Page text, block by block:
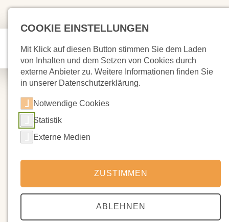
COOKIE EINSTELLUNGEN
Mit Klick auf diesen Button stimmen Sie dem Laden
von Inhalten und dem Setzen von Cookies durch
externe Anbieter zu. Weitere Informationen finden Sie
in unserer Datenschutzerklärung.
Notwendige Cookies
Statistik
Externe Medien
ZUSTIMMEN
ABLEHNEN